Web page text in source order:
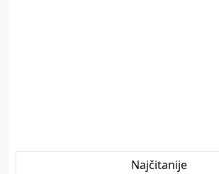
Najčitanije